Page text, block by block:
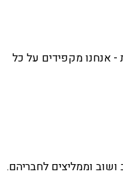
- אנחנו מקפידים על כל
ושוב וממליצים לחבריהם.